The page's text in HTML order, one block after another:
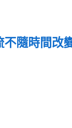
不隨時間改